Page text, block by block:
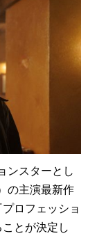
ンスターとし
の主演最新作
ロフェッショ
とが決定し